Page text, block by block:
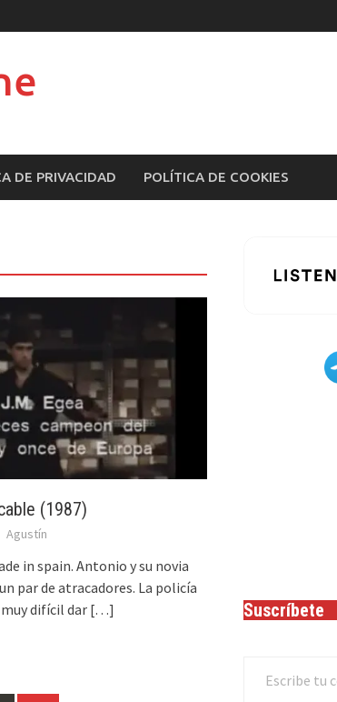
DE PRIVACIDAD POLÍTICA DE COOKIES
(1987)
Agustín
in spain. Antonio y su novia
par de atracadores. La policía
difícil dar[…] Suscríbete